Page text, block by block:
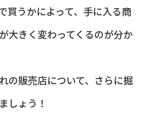
買うかによって、手に入る商
大きく変わってくるのが分か
の販売店について、さらに掘
しょう！